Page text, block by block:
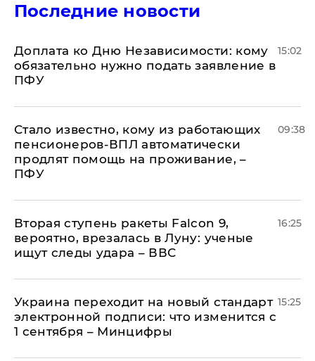
Последние новости
Доплата ко Дню Независимости: кому
обязательно нужно подать заявление в
ПФУ
15:02
Стало известно, кому из работающих
пенсионеров-ВПЛ автоматически
продлят помощь на проживание, –
ПФУ
09:38
Вторая ступень ракеты Falcon 9,
вероятно, врезалась в Луну: ученые
ищут следы удара – ВВС
16:25
Украина переходит на новый стандарт
электронной подписи: что изменится с
1 сентября – Минцифры
15:25